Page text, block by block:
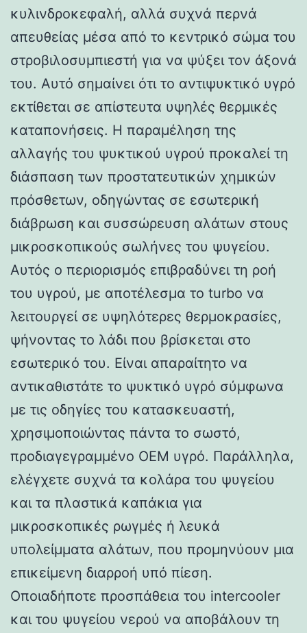
κυλινδροκεφαλή, αλλά συχνά περνά
απευθείας μέσα από το κεντρικό σώμα του
στροβιλοσυμπιεστή για να ψύξει τον άξονά
του. Αυτό σημαίνει ότι το αντιψυκτικό υγρό
εκτίθεται σε απίστευτα υψηλές θερμικές
καταπονήσεις. Η παραμέληση της
αλλαγής του ψυκτικού υγρού προκαλεί τη
διάσπαση των προστατευτικών χημικών
πρόσθετων, οδηγώντας σε εσωτερική
διάβρωση και συσσώρευση αλάτων στους
μικροσκοπικούς σωλήνες του ψυγείου.
Αυτός ο περιορισμός επιβραδύνει τη ροή
του υγρού, με αποτέλεσμα το turbo να
λειτουργεί σε υψηλότερες θερμοκρασίες,
ψήνοντας το λάδι που βρίσκεται στο
εσωτερικό του. Είναι απαραίτητο να
αντικαθιστάτε το ψυκτικό υγρό σύμφωνα
με τις οδηγίες του κατασκευαστή,
χρησιμοποιώντας πάντα το σωστό,
προδιαγεγραμμένο OEM υγρό. Παράλληλα,
ελέγχετε συχνά τα κολάρα του ψυγείου
και τα πλαστικά καπάκια για
μικροσκοπικές ρωγμές ή λευκά
υπολείμματα αλάτων, που προμηνύουν μια
επικείμενη διαρροή υπό πίεση.
Οποιαδήποτε προσπάθεια του intercooler
και του ψυγείου νερού να αποβάλουν τη